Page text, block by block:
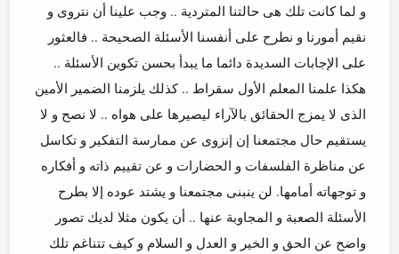
و لما كانت تلك هى حالتنا المتردية .. وجب علينا أن نتروى و
نقيم أمورنا و نطرح على أنفسنا الأسئلة الصحيحة .. فالعثور
على الإجابات السديدة دائما ما يبدأ بحسن تكوين الأسئلة ..
هكذا علمنا المعلم الأول سقراط .. كذلك يلزمنا الضمير الأمين
الذى لا يمزج الحقائق بالآراء ليصيرها على هواه .. لا نصح و لا
يستقيم حال مجتمعنا إن إنزوى عن ممارسة التفكير و تكاسل
عن مناظرة الفلسفات و الحضارات و عن تقييم ذاته و أفكاره
و توجهاته أمامها. لن ينبنى مجتمعنا و يشتد عوده إلا بطرح
الأسئلة الصعبة و المجاوبة عنها .. أن يكون مثلا لديك تصور
واضح عن الحق و الخير و العدل و السلام و كيف تتناغم تلك